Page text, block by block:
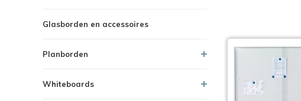
Glasborden en accessoires
Planborden
Whiteboards